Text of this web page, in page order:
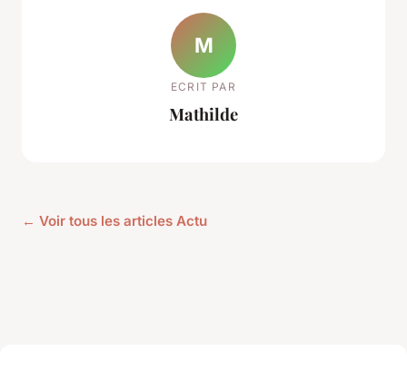
M
ECRIT PAR
Mathilde
← Voir tous les articles Actu